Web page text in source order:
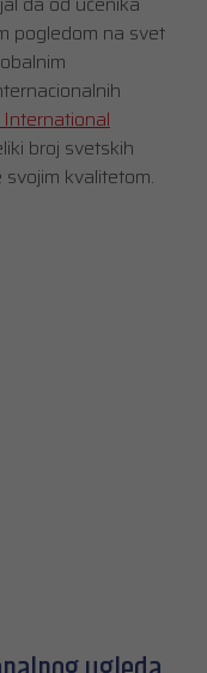
pogledom na svet
broj svetskih
kvalitetom.